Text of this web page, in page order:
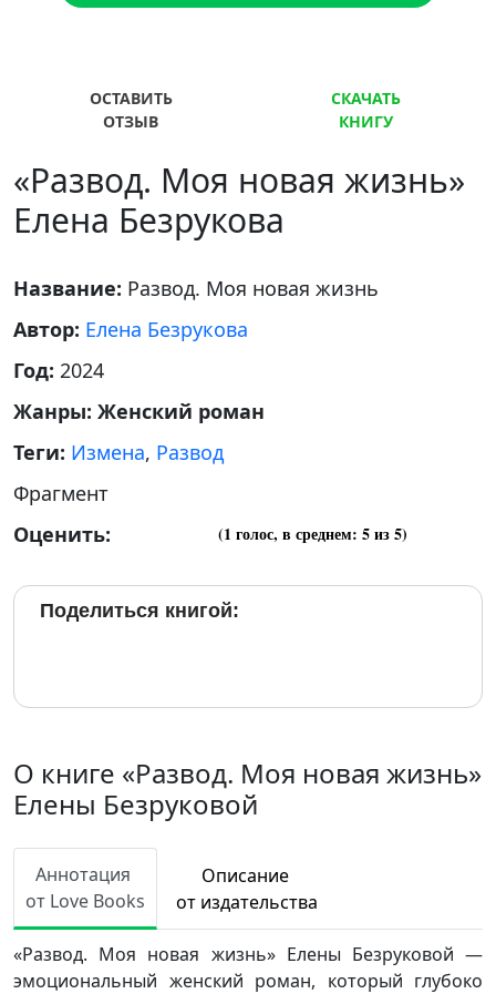
ОСТАВИТЬ
ОТЗЫВ
СКАЧАТЬ
КНИГУ
«Развод. Моя новая жизнь»
Елена Безрукова
Название: Развод. Моя новая жизнь
Автор: Елена Безрукова
Год: 2024
Жанры: Женский роман
Теги: Измена, Развод
Фрагмент
Оценить:
(1 голос, в среднем: 5из 5)
Поделиться книгой:
О книге «Развод. Моя новая жизнь»
Елены Безруковой
Аннотация
от Love Books
Описание
от издательства
«Развод. Моя новая жизнь» Елены Безруковой —
эмоциональный женский роман, который глубоко